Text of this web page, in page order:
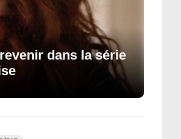
dans la série